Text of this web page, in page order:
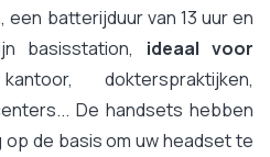
een batterijduur van 13 uur en
basisstation, ideaal voor
dokterspraktijken,
De handsets hebben
de basis om uw headset te